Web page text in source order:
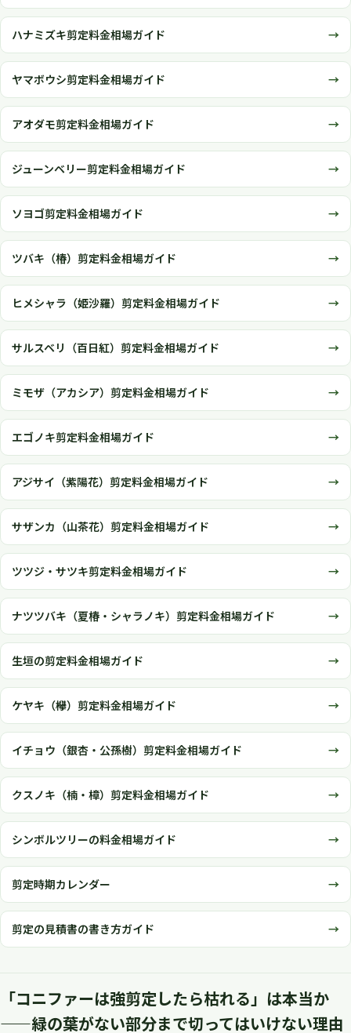
ハナミズキ剪定料金相場ガイド
ヤマボウシ剪定料金相場ガイド
アオダモ剪定料金相場ガイド
ジューンベリー剪定料金相場ガイド
ソヨゴ剪定料金相場ガイド
ツバキ（椿）剪定料金相場ガイド
ヒメシャラ（姫沙羅）剪定料金相場ガイド
サルスベリ（百日紅）剪定料金相場ガイド
ミモザ（アカシア）剪定料金相場ガイド
エゴノキ剪定料金相場ガイド
アジサイ（紫陽花）剪定料金相場ガイド
サザンカ（山茶花）剪定料金相場ガイド
ツツジ・サツキ剪定料金相場ガイド
ナツツバキ（夏椿・シャラノキ）剪定料金相場ガイド
生垣の剪定料金相場ガイド
ケヤキ（欅）剪定料金相場ガイド
イチョウ（銀杏・公孫樹）剪定料金相場ガイド
クスノキ（楠・樟）剪定料金相場ガイド
シンボルツリーの料金相場ガイド
剪定時期カレンダー
剪定の見積書の書き方ガイド
「コニファーは強剪定したら枯れる」は本当か
——緑の葉がない部分まで切ってはいけない理由